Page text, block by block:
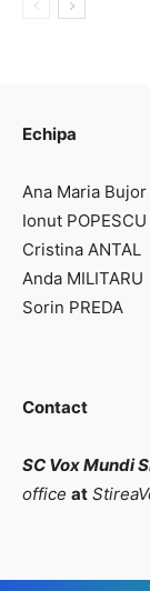
Echipa
Ana Maria Bujor
Ionut POPESCU
Cristina ANTAL
Anda MILITARU
Sorin PREDA
Contact
SC Vox Mundi
office at